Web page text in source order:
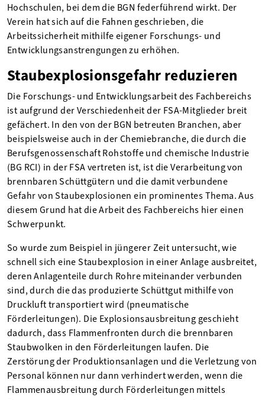
Hochschulen, bei dem die BGN federführend wirkt. Der
Verein hat sich auf die Fahnen geschrieben, die
Arbeitssicherheit mithilfe eigener Forschungs- und
Entwicklungsanstrengungen zu erhöhen.
Staubexplosionsgefahr reduzieren
Die Forschungs- und Entwicklungsarbeit des Fachbereichs
ist aufgrund der Verschiedenheit der FSA-Mitglieder breit
gefächert. In den von der BGN betreuten Branchen, aber
beispielsweise auch in der Chemiebranche, die durch die
Berufsgenossenschaft Rohstoffe und chemische Industrie
(BG RCI) in der FSA vertreten ist, ist die Verarbeitung von
brennbaren Schüttgütern und die damit verbundene
Gefahr von Staubexplosionen ein prominentes Thema. Aus
diesem Grund hat die Arbeit des Fachbereichs hier einen
Schwerpunkt.
So wurde zum Beispiel in jüngerer Zeit untersucht, wie
schnell sich eine Staubexplosion in einer Anlage ausbreitet,
deren Anlagenteile durch Rohre miteinander verbunden
sind, durch die das produzierte Schüttgut mithilfe von
Druckluft transportiert wird (pneumatische
Förderleitungen). Die Explosionsausbreitung geschieht
dadurch, dass Flammenfronten durch die brennbaren
Staubwolken in den Förderleitungen laufen. Die
Zerstörung der Produktionsanlagen und die Verletzung von
Personal können nur dann verhindert werden, wenn die
Flammenausbreitung durch Förderleitungen mittels